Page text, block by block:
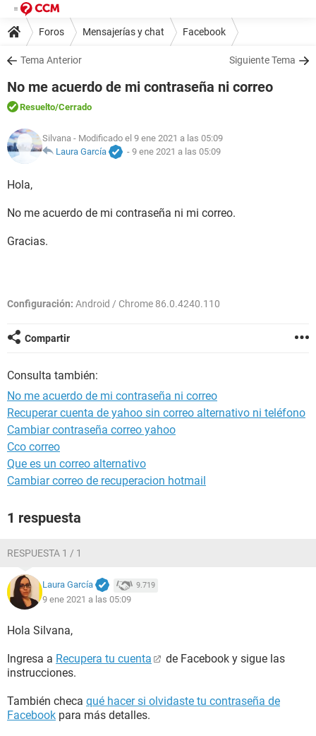
Foros Mensajerías y chat Facebook
Tema Anterior Siguiente Tema
No me acuerdo de mi contraseña ni correo
Resuelto/Cerrado
Silvana - Modificado el 9 ene 2021 a las 05:09
Laura García
- 9 ene 2021 a las 05:09
Hola,
No me acuerdo de mi contraseña ni mi correo.
Gracias.
Configuración: Android / Chrome 86.0.4240.110
Compartir
Consulta también:
No me acuerdo de mi contraseña ni correo
Recuperar cuenta de yahoo sin correo alternativo ni teléfono
Cambiar contraseña correo yahoo
Cco correo
Que es un correo alternativo
Cambiar correo de recuperacion hotmail
1 respuesta
RESPUESTA 1 / 1
Laura García 9.719
9 ene 2021 a las 05:09
Hola Silvana,
Ingresa a Recupera tu cuenta
de Facebook y sigue las
instrucciones.
También checa qué hacer si olvidaste tu contraseña de
Facebook para más detalles.